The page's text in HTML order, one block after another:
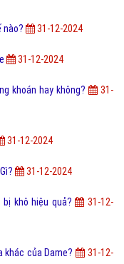
nào? 31-12-2024
31-12-2024
khoán hay không?
31-
31-12-2024
31-12-2024
khô hiệu quả?
31-12-
khác của Dame?
31-12-